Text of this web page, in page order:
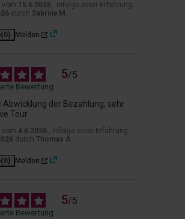
vom 15.6.2026 , infolge einer Erfahrung
durch Sabrina M.
(0) Melden
5/5
Bewertung
Abwicklung der Bezahlung, sehr
Tour
vom 4.6.2026 , infolge einer Erfahrung
durch Thomas A.
(0) Melden
5/5
Bewertung